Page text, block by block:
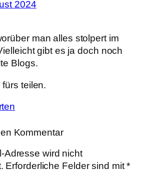
2024
man alles stolpert im
gibt es ja doch noch
Blogs.
teilen.
Kommentar
Adresse wird nicht
Erforderliche Felder sind mit*